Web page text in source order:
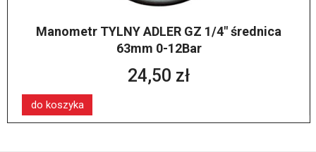
Manometr TYLNY ADLER GZ 1/4" średnica
63mm 0-12Bar
24,50 zł
do koszyka